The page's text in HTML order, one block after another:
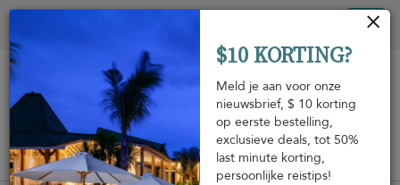
Bekijk op de kaart
$10 KORTING?
Meld je aan voor onze
nieuwsbrief, $ 10 korting
op eerste bestelling,
exclusieve deals, tot 50%
last minute korting,
persoonlijke reistips!
Cookies beheer paneel